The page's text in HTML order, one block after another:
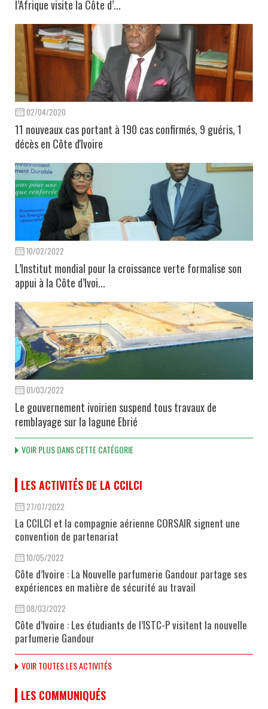
l’Afrique visite la Côte d’...
02/04/2020
11 nouveaux cas portant à 190 cas confirmés, 9 guéris, 1
décès en Côte d'Ivoire
10/02/2022
L’Institut mondial pour la croissance verte formalise son
appui à la Côte d’Ivoi...
01/03/2022
Le gouvernement ivoirien suspend tous travaux de
remblayage sur la lagune Ebrié
VOIR PLUS DANS CETTE CATÉGORIE
LES ACTIVITÉS DE LA CCILCI
27/07/2022
La CCILCI et la compagnie aérienne CORSAIR signent une
convention de partenariat
10/05/2022
Côte d’Ivoire : La Nouvelle parfumerie Gandour partage ses
expériences en matière de sécurité au travail
08/03/2022
Côte d’Ivoire : Les étudiants de l’ISTC-P visitent la nouvelle
parfumerie Gandour
VOIR TOUTES LES ACTIVITÉS
LES COMMUNIQUÉS